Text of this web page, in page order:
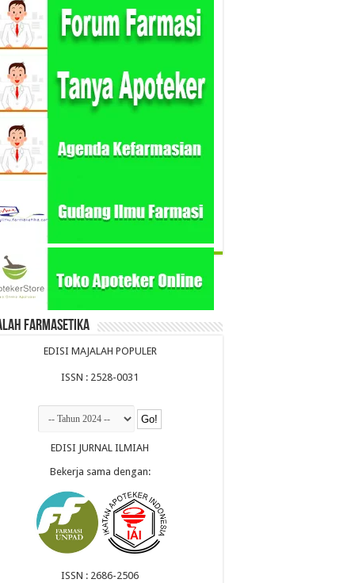
Farmasetika
EDISI MAJALAH POPULER
ISSN : 2528-0031
EDISI JURNAL ILMIAH
Bekerja sama dengan:
ISSN : 2686-2506